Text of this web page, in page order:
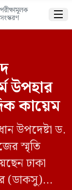
পরীক্ষামূলক
সংস্করণ 
উপহার
কায়েম
উপদেষ্টা ড.
স্মৃতি
ঢাকা
(ডাকসু)